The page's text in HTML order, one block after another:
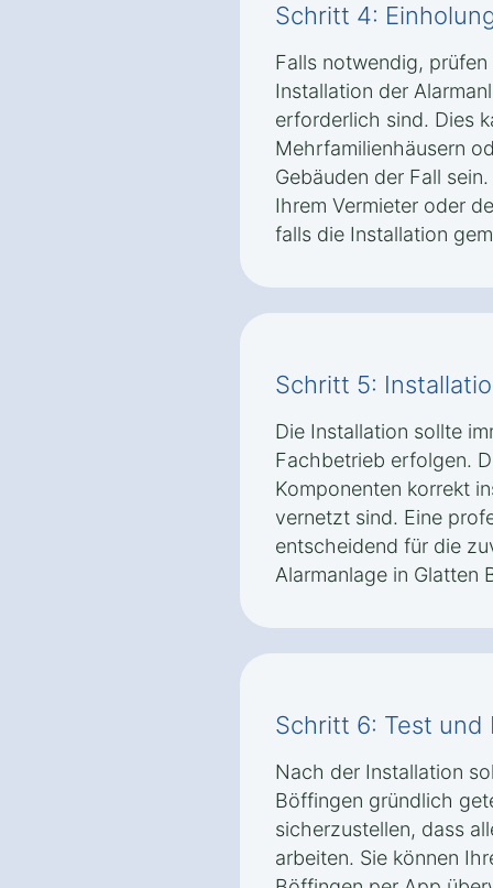
Schritt 4:
Falls notwendig,
Installation der
erforderlich sind. Dies
Mehrfamilienhäusern
Gebäuden der Fall
Ihrem Vermieter oder
falls die Installation
Schritt 5:
Die Installation sollte
Fachbetrieb erfolgen.
Komponenten korrekt
vernetzt sind. Eine
entscheidend für die
Alarmanlage in Glatten
Schritt 6: Test
Nach der Installation
Böffingen gründlich
sicherzustellen, dass
arbeiten. Sie können